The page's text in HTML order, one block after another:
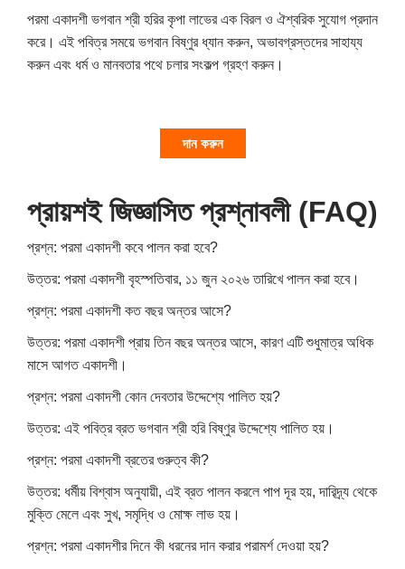
পরমা একাদশী ভগবান শ্রী হরির কৃপা লাভের এক বিরল ও ঐশ্বরিক সুযোগ প্রদান
করে। এই পবিত্র সময়ে ভগবান বিষ্ণুর ধ্যান করুন, অভাবগ্রস্তদের সাহায্য
করুন এবং ধর্ম ও মানবতার পথে চলার সংকল্প গ্রহণ করুন।
দান করুন
প্রায়শই জিজ্ঞাসিত প্রশ্নাবলী (FAQ)
প্রশ্ন: পরমা একাদশী কবে পালন করা হবে?
উত্তর: পরমা একাদশী বৃহস্পতিবার, ১১ জুন ২০২৬ তারিখে পালন করা হবে।
প্রশ্ন: পরমা একাদশী কত বছর অন্তর আসে?
উত্তর: পরমা একাদশী প্রায় তিন বছর অন্তর আসে, কারণ এটি শুধুমাত্র অধিক
মাসে আগত একাদশী।
প্রশ্ন: পরমা একাদশী কোন দেবতার উদ্দেশ্যে পালিত হয়?
উত্তর: এই পবিত্র ব্রত ভগবান শ্রী হরি বিষ্ণুর উদ্দেশ্যে পালিত হয়।
প্রশ্ন: পরমা একাদশী ব্রতের গুরুত্ব কী?
উত্তর: ধর্মীয় বিশ্বাস অনুযায়ী, এই ব্রত পালন করলে পাপ দূর হয়, দারিদ্র্য থেকে
মুক্তি মেলে এবং সুখ, সমৃদ্ধি ও মোক্ষ লাভ হয়।
প্রশ্ন: পরমা একাদশীর দিনে কী ধরনের দান করার পরামর্শ দেওয়া হয়?